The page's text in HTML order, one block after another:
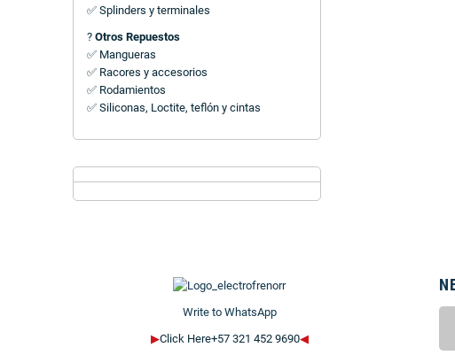
✅ Splinders y terminales
? Otros Repuestos
✅ Mangueras
✅ Racores y accesorios
✅ Rodamientos
✅ Siliconas, Loctite, teflón y cintas
Write to WhatsApp
▶Click Here+57 321 452 9690◀